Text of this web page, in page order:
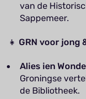
van de
Sappemeer.
👧 GRN voor jong
Alies ien
Groningse
de Bibliotheek.